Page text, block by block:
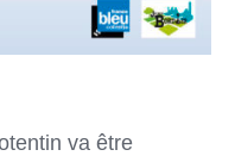
va être